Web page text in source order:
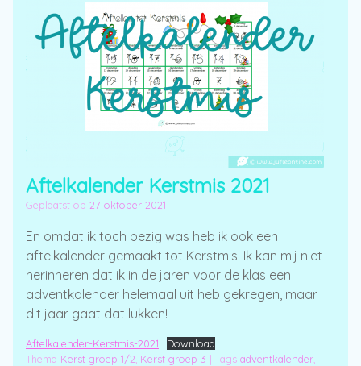
Aftelkalender Kerstmis 2021
Geplaatst op 27 oktober 2021
En omdat ik toch bezig was heb ik ook een
aftelkalender gemaakt tot Kerstmis. Ik kan mij niet
herinneren dat ik in de jaren voor de klas een
adventkalender helemaal uit heb gekregen, maar
dit jaar gaat dat lukken!
Aftelkalender-Kerstmis-2021
Download
Thema Kerst groep 1/2 Kerst groep 3 | Tags adventkalender